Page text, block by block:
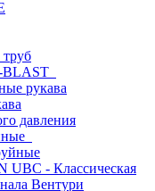
BLAST
рукава
давления
UBC - Классическая
Вентури